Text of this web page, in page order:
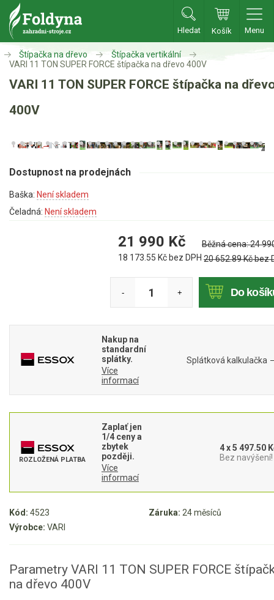
Hledat Košík Menu
Zahradní traktory
Zahradní traktory
Zahradní ridery
Příslušenství
Sekačky
Benzínové sekačky
Benzínové křovinořezy a vyžínače
Aku křovinořezy a vyžínače
Motorové pily
Aku pily
Vyvětvovací pily
Aku křovinořezy a vyžínače
Aku pily
Štípačka na dřevo
Štípačka vertikální
VARI 11 TON SUPER FORCE štípačka na dřevo 400V
VARI 11 TON SUPER FORCE štípačka na
400V
Kód: 4523 Záruka: 24 měsíců
Výrobce: VARI
Dostupnost na prodejnách
Baška: Není skladem
Čeladná: Není skladem
21 990 Kč
18 173.55 Kč bez DPH
Běžná cena:24
20 652.89Kč bez
- + Do
Nakup na
standardní
splátky.
Více
informací
Splátková kalkulačka
ROZLOŽENÁ PLATBA
Zaplať jen
1/4 ceny a
zbytek
později.
Více
informací
4 x 5 497.50
Bez navýšení!
Parametry VARI 11 TON SUPER FORCE
na dřevo 400V